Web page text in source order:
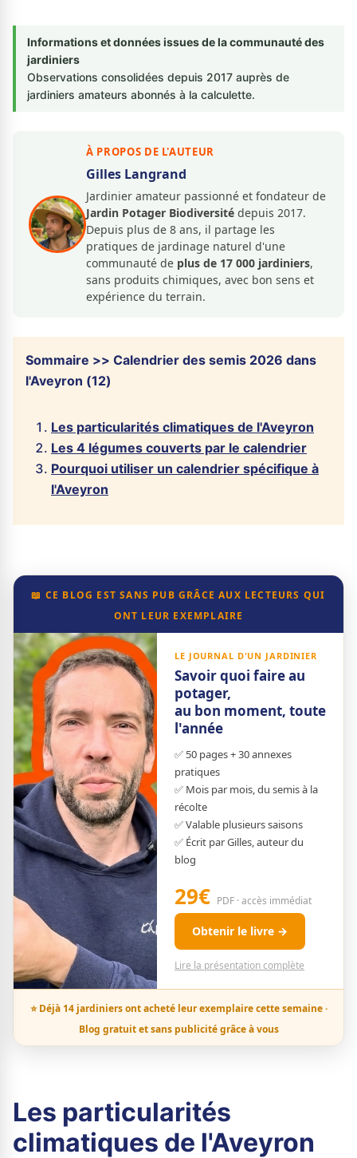
Informations et données issues de la communauté des
jardiniers
Observations consolidées depuis 2017 auprès de
jardiniers amateurs abonnés à la calculette.
À PROPOS DE L'AUTEUR
Gilles Langrand
Jardinier amateur passionné et fondateur de
Jardin Potager Biodiversité depuis 2017.
Depuis plus de 8 ans, il partage les
pratiques de jardinage naturel d'une
communauté de plus de 17 000 jardiniers,
sans produits chimiques, avec bon sens et
expérience du terrain.
Sommaire >> Calendrier des semis 2026 dans
l'Aveyron (12)
Les particularités climatiques de l'Aveyron
Les 4 légumes couverts par le calendrier
Pourquoi utiliser un calendrier spécifique à
l'Aveyron
📖 CE BLOG EST SANS PUB GRÂCE AUX LECTEURS QUI
ONT LEUR EXEMPLAIRE
LE JOURNAL D'UN JARDINIER
Savoir quoi faire au
potager,
au bon moment, toute
l'année
✅ 50 pages + 30 annexes
pratiques
✅ Mois par mois, du semis à la
récolte
✅ Valable plusieurs saisons
✅ Écrit par Gilles, auteur du
blog
29€ PDF · accès immédiat
Obtenir le livre →
Lire la présentation complète
⭐ Déjà 14 jardiniers ont acheté leur exemplaire cette semaine ·
Blog gratuit et sans publicité grâce à vous
Les particularités
climatiques de l'Aveyron